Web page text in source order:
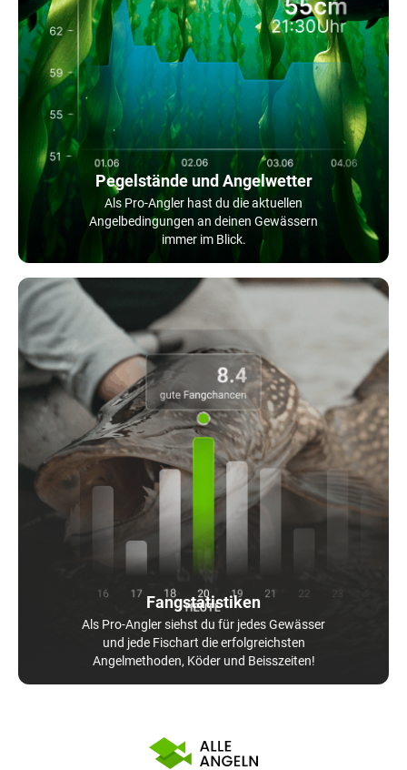
Pegelstände und Angelwetter
Als Pro-Angler hast du die aktuellen
Angelbedingungen an deinen Gewässern
immer im Blick.
Fangstatistiken
Als Pro-Angler siehst du für jedes Gewässer
und jede Fischart die erfolgreichsten
Angelmethoden, Köder und Beisszeiten!